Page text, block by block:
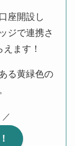
座開設し
ジで連携さ
ます！
る黄緑色の
／